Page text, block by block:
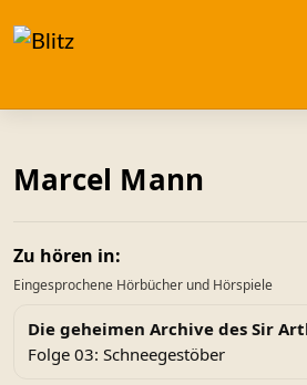
Marcel Mann
Zu hören in:
Eingesprochene Hörbücher und Hörspiele
Die geheimen Archive des Sir
Folge 03: Schneegestöber